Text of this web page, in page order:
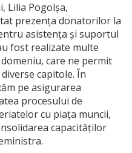
Lilia Pogolșa,
prezența donatorilor la
asistența și suportul
fost realizate multe
care ne permit
capitole. În
pe asigurarea
procesului de
cu piața muncii,
capacităților